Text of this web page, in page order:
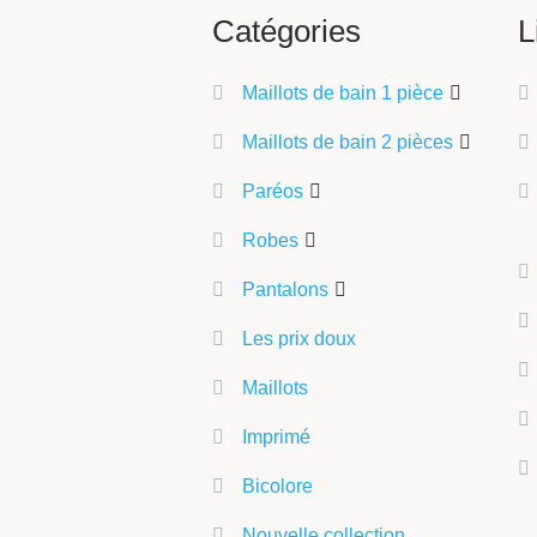
Catégories
Maillots de bain 1 pièce
Maillots de bain 2 pièces
Paréos
Robes
Pantalons
Les prix doux
Maillots
Imprimé
Bicolore